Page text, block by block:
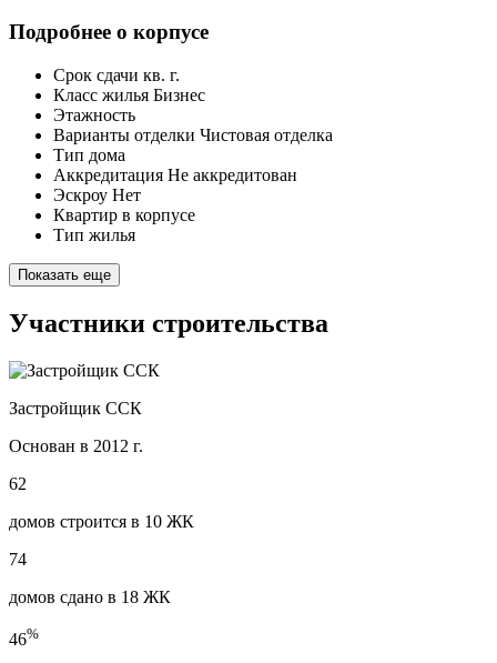
Подробнее о корпусе
Срок сдачи кв. г.
Класс жилья Бизнес
Этажность
Варианты отделки Чистовая отделка
Тип дома
Аккредитация Не аккредитован
Эскроу Нет
Квартир в корпусе
Тип жилья
Показать еще
Участники строительства
Застройщик ССК
Основан в 2012 г.
62
домов строится в 10 ЖК
74
домов сдано в 18 ЖК
46%